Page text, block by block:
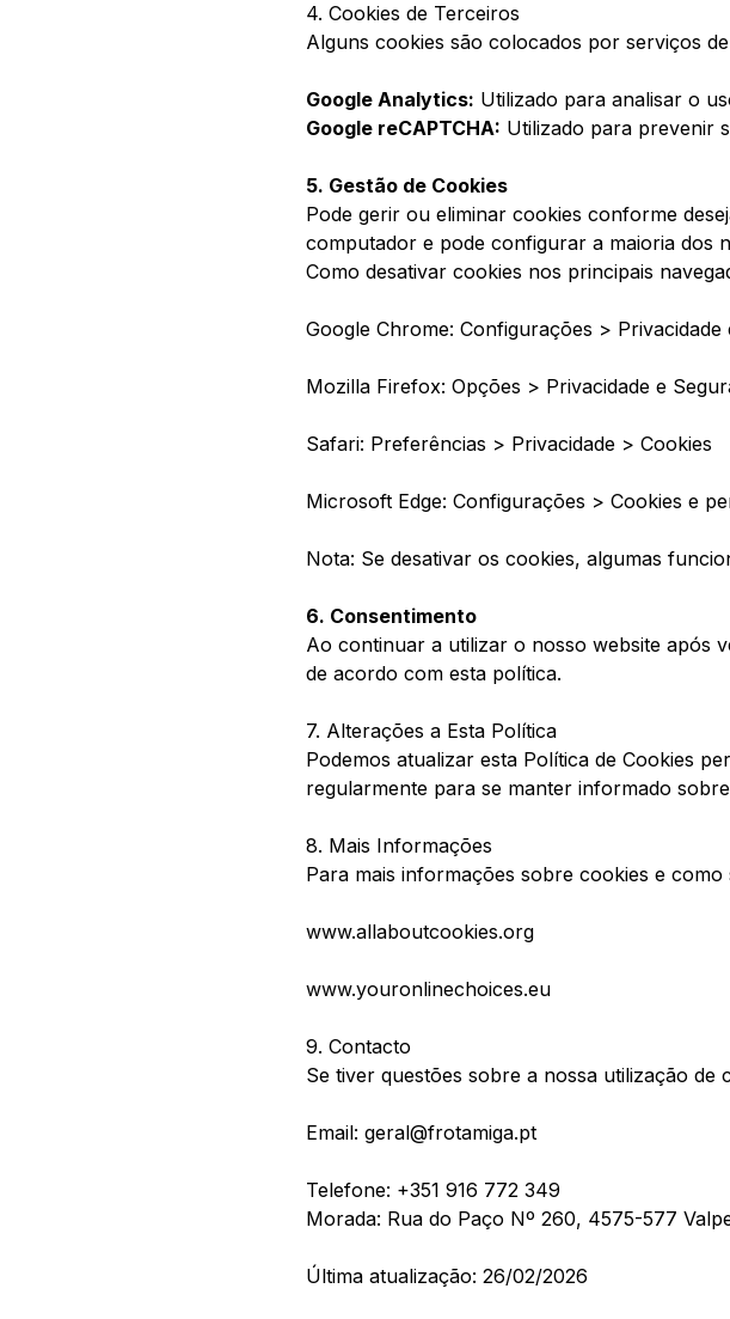
4. Cookies de Terceiros
Alguns cookies são colocados por serviços
Google Analytics: Utilizado para analisar o
Google reCAPTCHA: Utilizado para prevenir
5. Gestão de Cookies
Pode gerir ou eliminar cookies conforme
computador e pode configurar a maioria dos
Como desativar cookies nos principais
Google Chrome: Configurações >
Mozilla Firefox: Opções > Privacidade e
Safari: Preferências > Privacidade > Cookies
Microsoft Edge: Configurações > Cookies e
Nota: Se desativar os cookies, algumas
6. Consentimento
Ao continuar a utilizar o nosso website após
de acordo com esta política.
7. Alterações a Esta Política
Podemos atualizar esta Política de Cookies
regularmente para se manter informado
8. Mais Informações
Para mais informações sobre cookies e como
www.allaboutcookies.org
www.youronlinechoices.eu
9. Contacto
Se tiver questões sobre a nossa utilização de
Email: geral@frotamiga.pt
Telefone: +351 916 772 349
Morada: Rua do Paço Nº 260, 4575-577
Última atualização: 26/02/2026